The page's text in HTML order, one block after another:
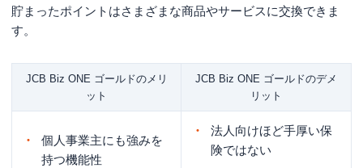
貯まったポイントはさまざまな商品やサービスに交換できま
す。
JCB Biz ONE ゴールドのメリ
ット
JCB Biz ONE ゴールドのデメ
リット
個人事業主にも強みを
持つ機能性
法人向けほど手厚い保
険ではない